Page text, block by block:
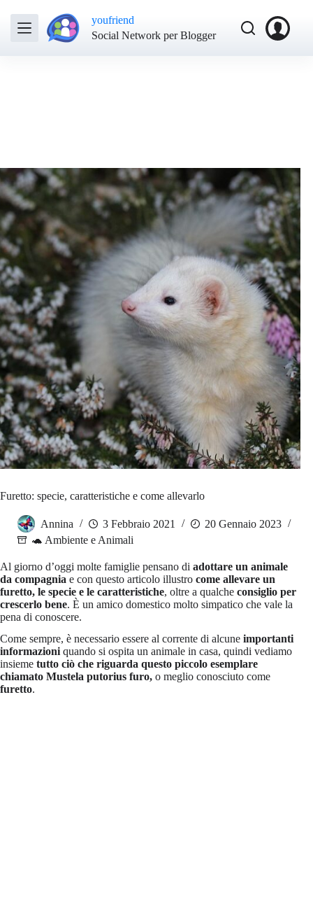
youfriend
Social Network per Blogger
Furetto: specie, caratteristiche e come allevarlo
Annina 3 Febbraio 2021
20 Gennaio 2023
🐢 Ambiente e Animali
Al giorno d’oggi molte famiglie pensano di adottare un animale
da compagnia e con questo articolo illustro come allevare un
furetto, le specie e le caratteristiche, oltre a qualche consiglio per
crescerlo bene. È un amico domestico molto simpatico che vale la
pena di conoscere.
Come sempre, è necessario essere al corrente di alcune importanti
informazioni quando si ospita un animale in casa, quindi vediamo
insieme tutto ciò che riguarda questo piccolo esemplare
chiamato Mustela putorius furo, o meglio conosciuto come
furetto.